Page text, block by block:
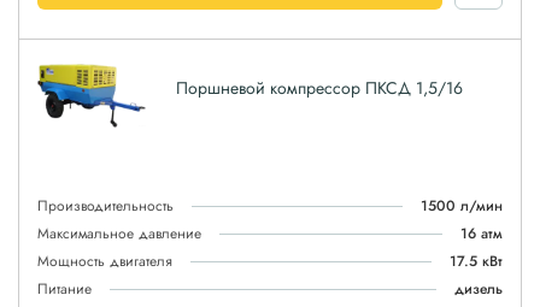
Поршневой компрессор ПКСД 1,5/16
Производительность
1500 л/мин
Максимальное давление
16 атм
Мощность двигателя
17.5 кВт
Питание
дизель